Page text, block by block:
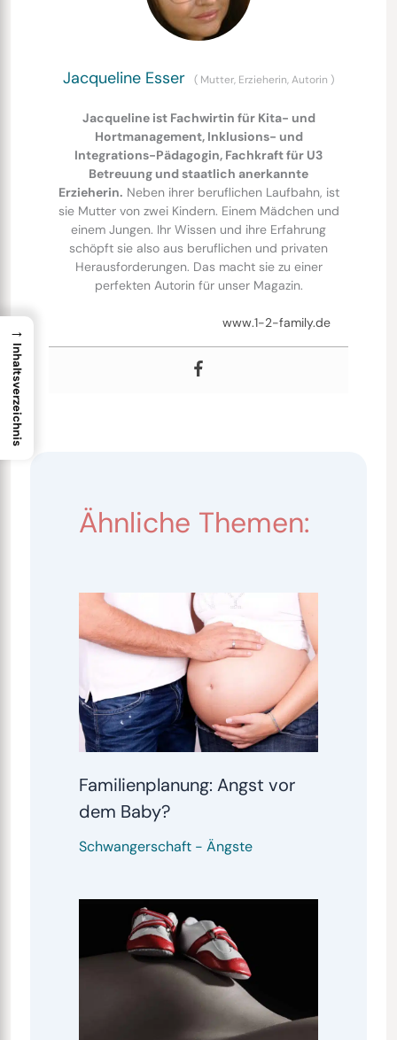
Jacqueline Esser ( Mutter, Erzieherin, Autorin )
Jacqueline ist Fachwirtin für Kita- und
Hortmanagement, Inklusions- und
Integrations-Pädagogin, Fachkraft für U3
Betreuung und staatlich anerkannte
Erzieherin. Neben ihrer beruflichen Laufbahn, ist
sie Mutter von zwei Kindern. Einem Mädchen und
einem Jungen. Ihr Wissen und ihre Erfahrung
schöpft sie also aus beruflichen und privaten
Herausforderungen. Das macht sie zu einer
perfekten Autorin für unser Magazin.
www.1-2-family.de
Ähnliche Themen:
Familienplanung: Angst vor
dem Baby?
Schwangerschaft- Ängste
→
Inhaltsverzeichnis